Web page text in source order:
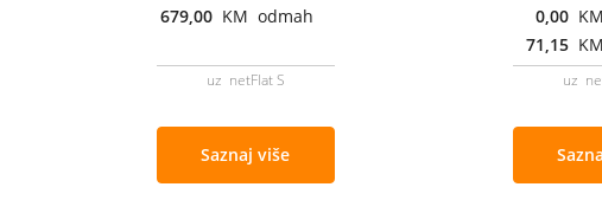
679,00 KM odmah
uz netFlat S
Saznaj više
0,00
71,15
uz